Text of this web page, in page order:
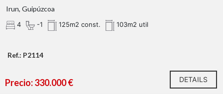
Irun, Guipúzcoa
4 -1 125m2 const. 103m2 util
Ref.: P2114
Precio: 330.000 € DETAILS